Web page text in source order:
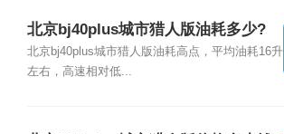
北京bj40plus城市猎人版油耗多少?
北京bj40plus城市猎人版油耗高点，平均油耗16升
左右，高速相对低...